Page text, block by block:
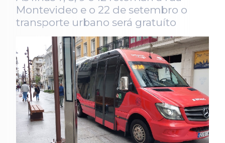
Montevideo e o 22 de setembro o
transporte urbano será gratuíto